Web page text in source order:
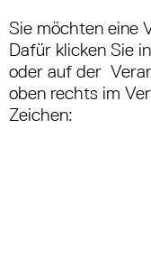
Sie möchten eine
Dafür klicken Sie
oder auf der
oben rechts im
Zeichen: